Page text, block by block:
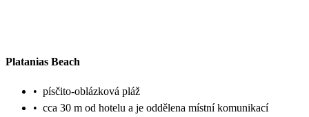
Platanias Beach
• písčito-oblázková pláž
• cca 30 m od hotelu a je oddělena místní komunikací